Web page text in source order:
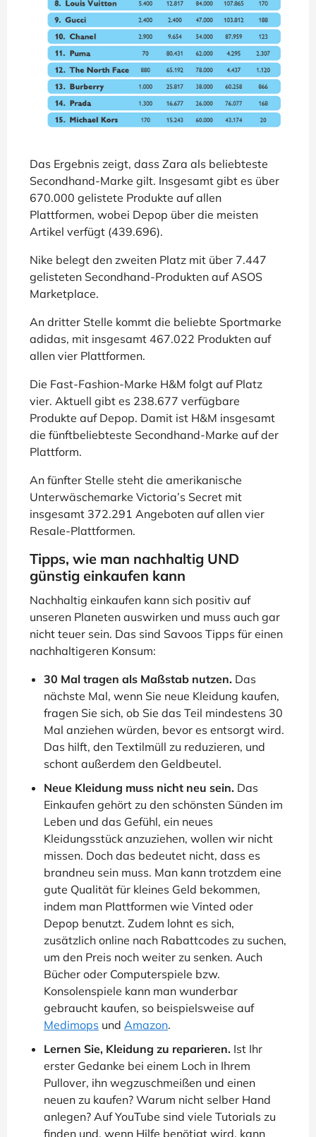
Das Ergebnis zeigt, dass Zara als beliebteste
Secondhand-Marke gilt. Insgesamt gibt es über
670.000 gelistete Produkte auf allen
Plattformen, wobei Depop über die meisten
Artikel verfügt (439.696).
Nike belegt den zweiten Platz mit über 7.447
gelisteten Secondhand-Produkten auf ASOS
Marketplace.
An dritter Stelle kommt die beliebte Sportmarke
adidas, mit insgesamt 467.022 Produkten auf
allen vier Plattformen.
Die Fast-Fashion-Marke H&M folgt auf Platz
vier. Aktuell gibt es 238.677 verfügbare
Produkte auf Depop. Damit ist H&M insgesamt
die fünftbeliebteste Secondhand-Marke auf der
Plattform.
An fünfter Stelle steht die amerikanische
Unterwäschemarke Victoria’s Secret mit
insgesamt 372.291 Angeboten auf allen vier
Resale-Plattformen.
Tipps, wie man nachhaltig UND
günstig einkaufen kann
Nachhaltig einkaufen kann sich positiv auf
unseren Planeten auswirken und muss auch gar
nicht teuer sein. Das sind Savoos Tipps für einen
nachhaltigeren Konsum:
30 Mal tragen als Maßstab nutzen. Das
nächste Mal, wenn Sie neue Kleidung kaufen,
fragen Sie sich, ob Sie das Teil mindestens 30
Mal anziehen würden, bevor es entsorgt wird.
Das hilft, den Textilmüll zu reduzieren, und
schont außerdem den Geldbeutel.
Neue Kleidung muss nicht neu sein. Das
Einkaufen gehört zu den schönsten Sünden im
Leben und das Gefühl, ein neues
Kleidungsstück anzuziehen, wollen wir nicht
missen. Doch das bedeutet nicht, dass es
brandneu sein muss. Man kann trotzdem eine
gute Qualität für kleines Geld bekommen,
indem man Plattformen wie Vinted oder
Depop benutzt. Zudem lohnt es sich,
zusätzlich online nach Rabattcodes zu suchen,
um den Preis noch weiter zu senken. Auch
Bücher oder Computerspiele bzw.
Konsolenspiele kann man wunderbar
gebraucht kaufen, so beispielsweise auf
Medimops und Amazon.
Lernen Sie, Kleidung zu reparieren. Ist Ihr
erster Gedanke bei einem Loch in Ihrem
Pullover, ihn wegzuschmeißen und einen
neuen zu kaufen? Warum nicht selber Hand
anlegen? Auf YouTube sind viele Tutorials zu
finden und, wenn Hilfe benötigt wird, kann